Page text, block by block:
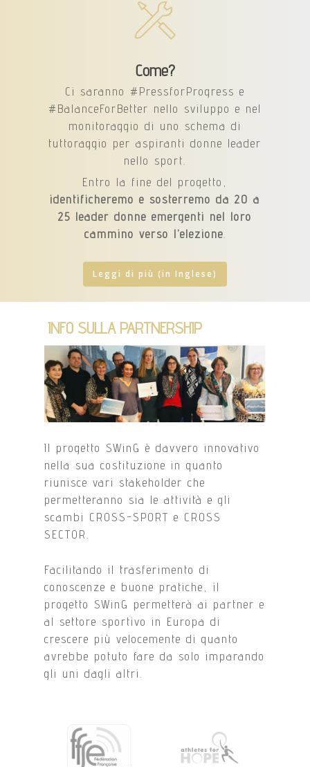
Come?
Ci saranno #PressforProgress e
#BalanceForBetter nello sviluppo e nel
monitoraggio di uno schema di
tuttoraggio per aspiranti donne leader
nello sport.
Entro la fine del progetto,
identificheremo e sosterremo da 20 a
25 leader donne emergenti nel loro
cammino verso l’elezione.
Leggi di più (in Inglese)
INFO SULLA PARTNERSHIP
Il progetto SWinG è davvero innovativo
nella sua costituzione in quanto
riunisce vari stakeholder che
permetteranno sia le attività e gli
scambi CROSS-SPORT e CROSS
SECTOR.
Facilitando il trasferimento di
conoscenze e buone pratiche, il
progetto SWinG permetterà ai partner e
al settore sportivo in Europa di
crescere più velocemente di quanto
avrebbe potuto fare da solo imparando
gli uni dagli altri.